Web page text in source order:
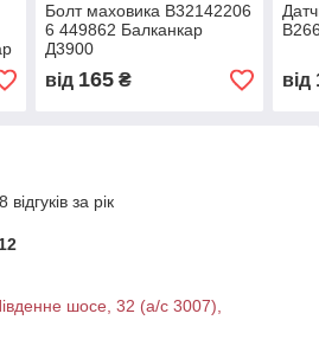
Болт маховика В32142206
6 449862 Балканкар
Д3900
від 165₴ від
за рік
шосе, 32 (а/с 3007),